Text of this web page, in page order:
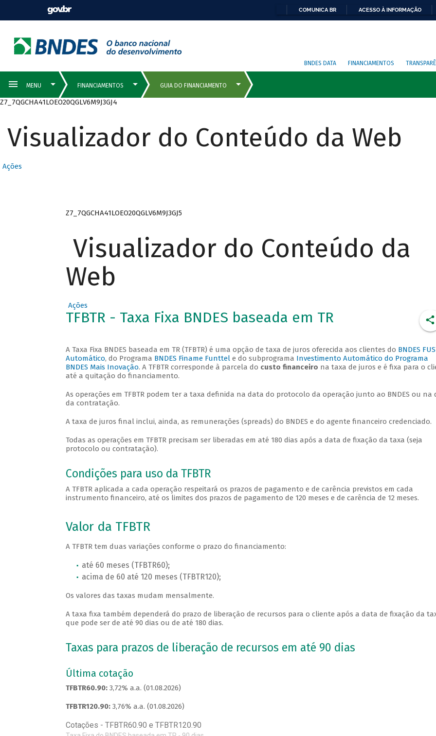
COMUNICA BR ACESSO À INFORMAÇÃO
BNDES DATA FINANCIAMENTOS
Z7_7QGCHA41LOEO20QGLV6M9J3GJ4
Visualizador do Conteúdo da Web
Ações
Z7_7QGCHA41LOEO20QGLV6M9J3GJ5
Visualizador do Conteúdo da
Web
Ações
TFBTR - Taxa Fixa BNDES baseada em TR
A Taxa Fixa BNDES baseada em TR (TFBTR) é uma opção de taxa de juros oferecida aos clientes do BNDES
Automático, do Programa BNDES Finame Funttele do subprograma Investimento Automático do Programa
BNDES Mais Inovação. A TFBTR corresponde à parcela do custo financeiro na taxa de juros e é fixa para o
até a quitação do financiamento.
As operações em TFBTR podem ter a taxa definida na data do protocolo da operação junto ao BNDES ou na
da contratação.
A taxa de juros final inclui, ainda, as remunerações (spreads) do BNDES e do agente financeiro credenciado.
Todas as operações em TFBTR precisam ser liberadas em até 180 dias após a data de fixação da taxa (seja
protocolo ou contratação).
Condições para uso da TFBTR
A TFBTR aplicada a cada operação respeitará os prazos de pagamento e de carência previstos em cada
instrumento financeiro, até os limites dos prazos de pagamento de 120 meses e de carência de 12 meses.
Valor da TFBTR
A TFBTR tem duas variações conforme o prazo do financiamento:
até 60 meses (TFBTR60);
acima de 60 até 120 meses (TFBTR120);
Os valores das taxas mudam mensalmente.
A taxa fixa também dependerá do prazo de liberação de recursos para o cliente após a data de fixação da
que pode ser de até 90 dias ou de até 180 dias.
Taxas para prazos de liberação de recursos em até 90 dias
Última cotação
TFBTR60.90: 3,72% a.a. (01.08.2026)
TFBTR120.90: 3,76% a.a. (01.08.2026)
Cotações - TFBTR60.90 e TFBTR120.90